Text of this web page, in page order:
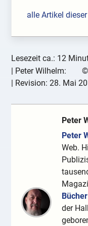
alle Artikel
Lesezeit ca.: 12
Peter Wilhelm: ©
| Revision:28. Mai
Peter
Peter
Web.
Bücher
der